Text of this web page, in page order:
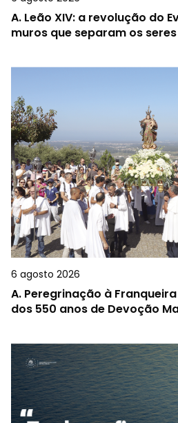
A. Leão XIV: a revolução do
muros que separam os
6 agosto 2026
A. Peregrinação à
dos 550 anos de Devoção